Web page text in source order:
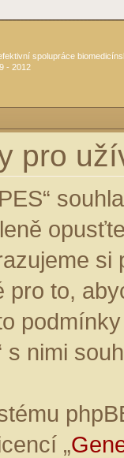
spolupráce
- 2012
pro
pro to,
s nimi
„